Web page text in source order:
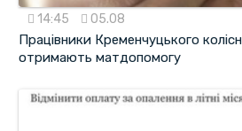
14:45 05.08
Працівники Кременчуцького
отримають матдопомогу